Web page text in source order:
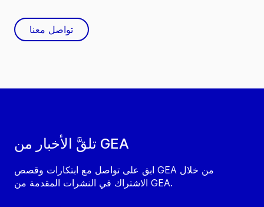
تلقَّ الأخبار من GEA
ابق على تواصل مع ابتكارات وقصص GEA من خلال
الاشتراك في النشرات المقدمة من GEA.
تواصل معنا